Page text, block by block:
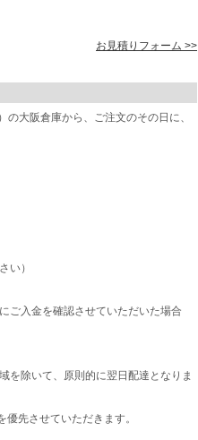
お見積りフォーム >>
大阪倉庫から、ご注文のその日に、
い）
ご入金を確認させていただいた場合
を除いて、原則的に翌日配達となりま
先させていただきます。